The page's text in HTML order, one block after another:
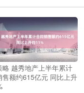
略 越秀地产上半年累计
售额约615亿元 同比上升